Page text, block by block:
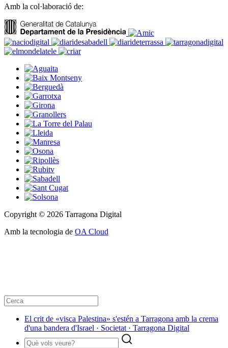
Amb la col·laboració de:
Copyright © 2026 Tarragona Digital
Amb la tecnologia de OA Cloud
El crit de «visca Palestina» s'estén a Tarragona amb la crema
d'una bandera d'Israel · Societat · Tarragona Digital